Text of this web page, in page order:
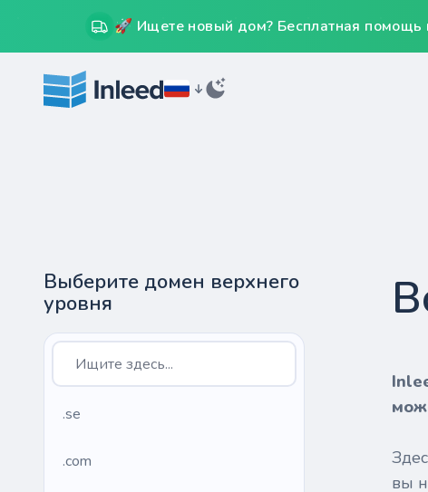
🚀 Ищете новый дом? Бесплатная помощь
Выберите домен верхнего
уровня
.se
.com
вы